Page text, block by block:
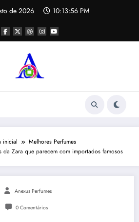
de 2026 10:13:57 PM
inicial
Melhores Perfumes
da Zara que parecem com importados famosos
Anexus Perfumes
0 Comentários